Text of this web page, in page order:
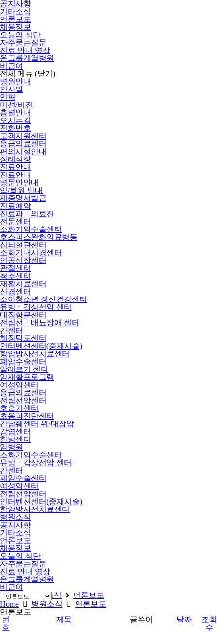
공지사항
기타소식
언론보도
채용정보
오늘의 식단
자주묻는질문
진료 안내 영상
온그룹계열병원
비급여
전체 메뉴 (닫기)
병원안내
인사말
연혁
미션/비전
층별안내
오시는길
전화번호
고객지원센터
응급의료센터
편의시설안내
장례식장
진료안내
진료안내
병문안안내
입/퇴원 안내
제증명서발급
진료예약
진료과ㆍ의료진
전문센터
소화기암수술센터
호스피스완화의료병동
심뇌혈관센터
소화기내시경센터
인공신장센터
관절센터
척추센터
재활치료센터
신경센터
소아청소년 정신건강센터
유방ㆍ갑상선암 센터
대장항문센터
전립선ㆍ배뇨장애 센터
간센터
췌장담도센터
인터벤션센터(중재시술)
항암방사선치료센터
폐암수술센터
알레르기 센터
암재활프로그램
여성암센터
응급의료센터
전립선암센터
호흡기센터
초음파진단센터
간담췌센터 위·대장암
감염센터
한방센터
암병원
소화기암수술센터
유방ㆍ갑상선암 센터
간센터
폐암수술센터
여성암센터
전립선암센터
인터벤션센터(중재시술)
항암방사선치료센터
병원소식
공지사항
기타소식
언론보도
채용정보
오늘의 식단
자주묻는질문
진료 안내 영상
온그룹계열병원
비급여
Home
병원소식
언론보도
Home
병원소식
언론보도
언론보도
번
호
제목 글쓴이 날짜
조회
수